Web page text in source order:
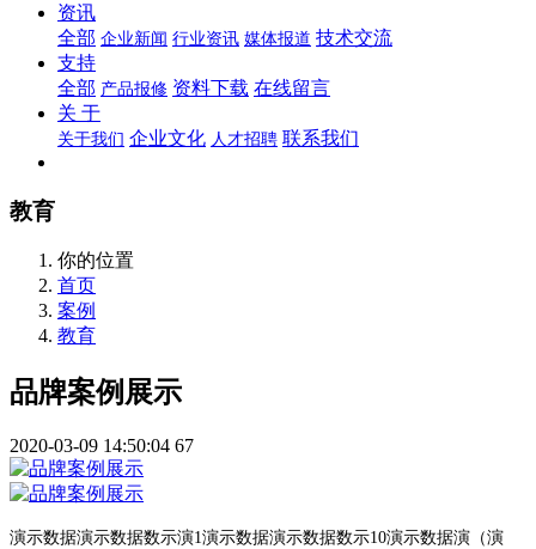
资讯
全部 企业新闻 行业资讯 媒体报道 技术交流
支持
全部 产品报修 资料下载 在线留言
关 于
关于我们 企业文化 人才招聘 联系我们
教育
你的位置
首页
案例
教育
品牌案例展示
2020-03-09 14:50:04 67
演示数据演示数据数示演1演示数据演示数据数示10演示数据演（演